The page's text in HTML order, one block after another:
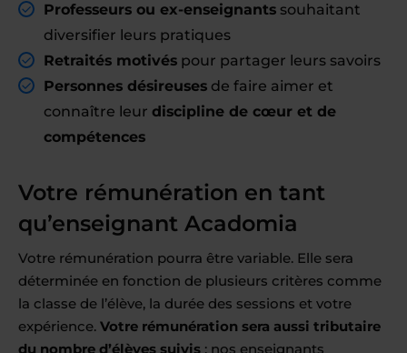
Professeurs ou ex-enseignants souhaitant
diversifier leurs pratiques
Retraités motivés pour partager leurs savoirs
Personnes désireuses de faire aimer et
connaître leur discipline de cœur et de
compétences
Votre rémunération en tant
qu’enseignant Acadomia
Votre rémunération pourra être variable. Elle sera
déterminée en fonction de plusieurs critères comme
la classe de l’élève, la durée des sessions et votre
expérience. Votre rémunération sera aussi tributaire
du nombre d’élèves suivis : nos enseignants